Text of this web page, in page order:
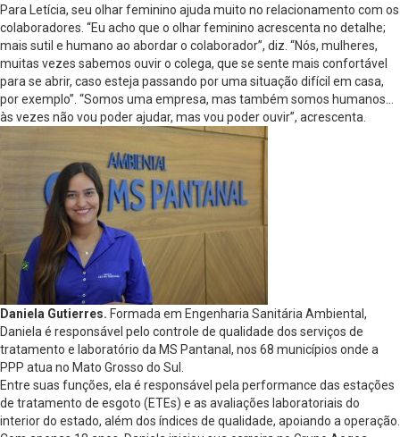
Para Letícia, seu olhar feminino ajuda muito no relacionamento com os
colaboradores. “Eu acho que o olhar feminino acrescenta no detalhe;
mais sutil e humano ao abordar o colaborador”, diz. “Nós, mulheres,
muitas vezes sabemos ouvir o colega, que se sente mais confortável
para se abrir, caso esteja passando por uma situação difícil em casa,
por exemplo”. “Somos uma empresa, mas também somos humanos…
às vezes não vou poder ajudar, mas vou poder ouvir”, acrescenta.
Daniela Gutierres. Formada em Engenharia Sanitária Ambiental,
Daniela é responsável pelo controle de qualidade dos serviços de
tratamento e laboratório da MS Pantanal, nos 68 municípios onde a
PPP atua no Mato Grosso do Sul.
Entre suas funções, ela é responsável pela performance das estações
de tratamento de esgoto (ETEs) e as avaliações laboratoriais do
interior do estado, além dos índices de qualidade, apoiando a operação.